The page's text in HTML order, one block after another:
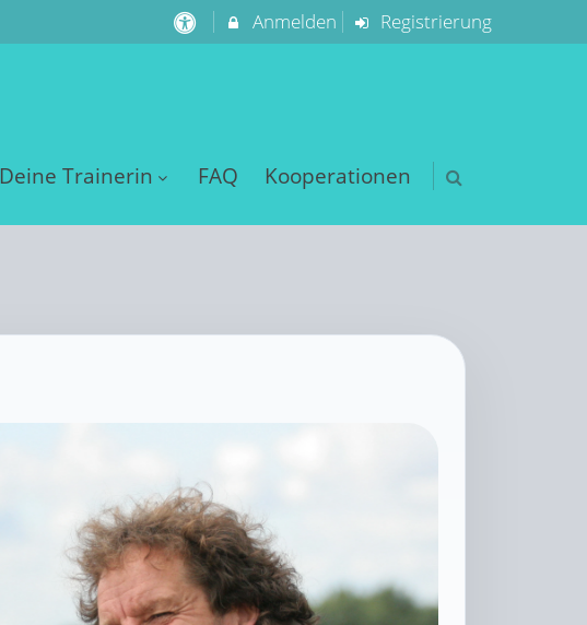
Anmelden Registrierung
Deine Trainerin FAQ Kooperationen